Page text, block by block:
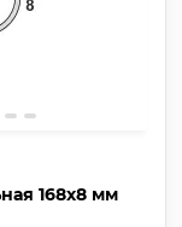
168х8 мм